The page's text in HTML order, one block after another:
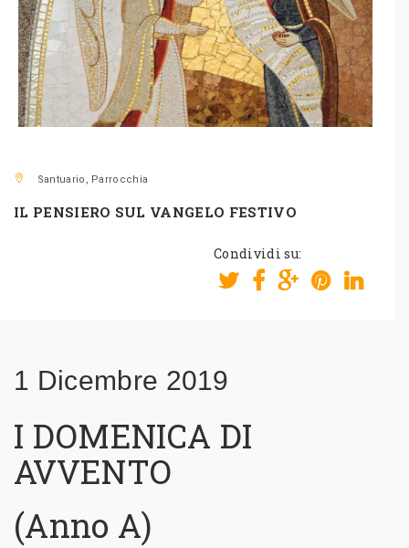
Santuario, Parrocchia
IL PENSIERO SUL VANGELO FESTIVO
Condividi su:
1 Dicembre 2019
I DOMENICA DI
AVVENTO
(Anno A)